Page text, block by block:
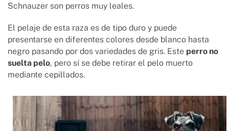
Schnauzer son perros muy leales.
El pelaje de esta raza es de tipo duro y puede
presentarse en diferentes colores desde blanco hasta
negro pasando por dos variedades de gris. Este perro no
suelta pelo, pero sí se debe retirar el pelo muerto
mediante cepillados.